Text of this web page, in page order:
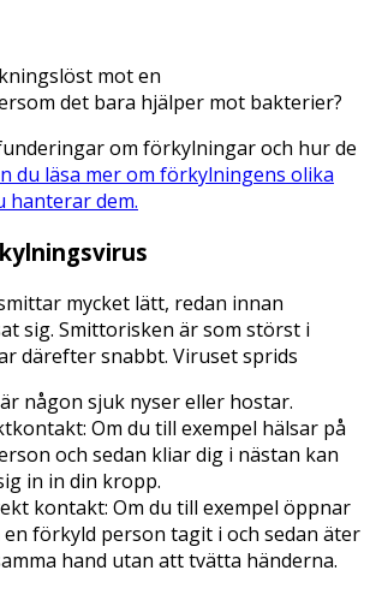
mot en
det bara hjälper mot bakterier?
om förkylningar och hur de
du läsa mer om förkylningens olika
hanterar dem.
mycket lätt, redan innan
sig. Smittorisken är som störst i
därefter snabbt. Viruset sprids
någon sjuk nyser eller hostar.
Om du till exempel hälsar på
och sedan kliar dig i nästan kan
in in din kropp.
kontakt: Om du till exempel öppnar
förkyld person tagit i och sedan äter
hand utan att tvätta händerna.